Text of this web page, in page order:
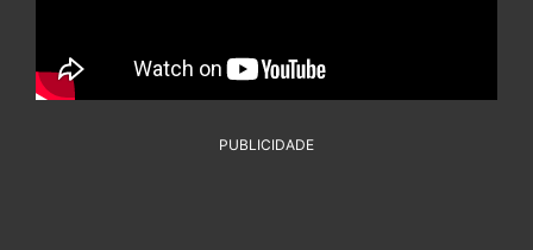
PUBLICIDADE